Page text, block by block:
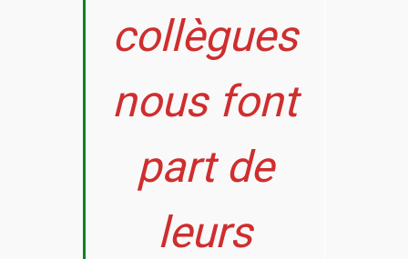
collègues
nous font
part de
leurs